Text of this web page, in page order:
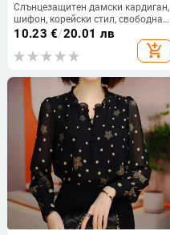
Слънцезащитен дамски кардиган,
шифон, корейски стил, свободна
кройка, дълги ръкави
10.23 €/20.01 лв
add_shopping_cart